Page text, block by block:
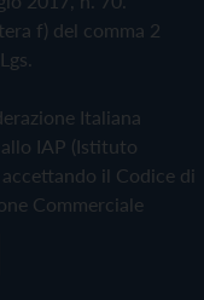
f) del comma 2
Italiana
IAP (Istituto
il Codice di
Commerciale